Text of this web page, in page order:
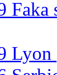
Faka